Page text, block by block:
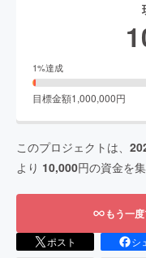
1%達成
目標金額1,000,000円
このプロジェクトは、
より 10,000円の資金を集
もう一
ポスト シ